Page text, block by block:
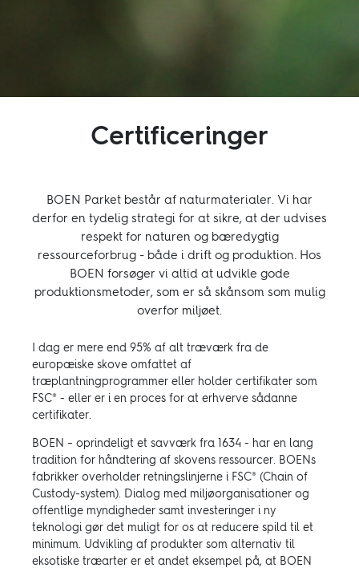
Certificeringer
BOEN Parket består af naturmaterialer. Vi har
derfor en tydelig strategi for at sikre, at der udvises
respekt for naturen og bæredygtig
ressourceforbrug - både i drift og produktion. Hos
BOEN forsøger vi altid at udvikle gode
produktionsmetoder, som er så skånsom som mulig
overfor miljøet.
I dag er mere end 95% af alt træværk fra de
europæiske skove omfattet af
træplantningprogrammer eller holder certifikater som
FSC® - eller er i en proces for at erhverve sådanne
certifikater.
BOEN – oprindeligt et savværk fra 1634 - har en lang
tradition for håndtering af skovens ressourcer. BOENs
fabrikker overholder retningslinjerne i FSC® (Chain of
Custody-system). Dialog med miljøorganisationer og
offentlige myndigheder samt investeringer i ny
teknologi gør det muligt for os at reducere spild til et
minimum. Udvikling af produkter som alternativ til
eksotiske træarter er et andet eksempel på, at BOEN